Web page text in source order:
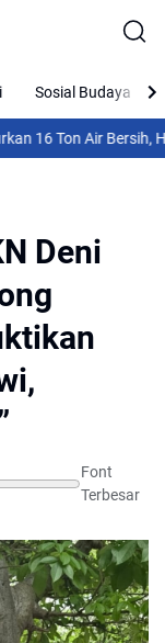
Sosial Budaya
Ton Air Bersih,
SH.MH Dorong
Deni
Font
Terbesar